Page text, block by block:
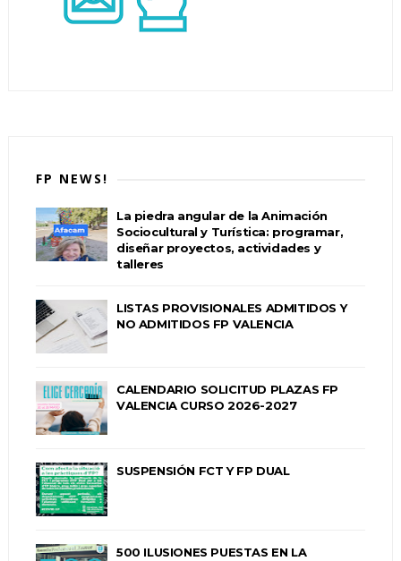
FP NEWS!
La piedra angular de la Animación
Sociocultural y Turística: programar,
diseñar proyectos, actividades y
talleres
LISTAS PROVISIONALES ADMITIDOS Y
NO ADMITIDOS FP VALENCIA
CALENDARIO SOLICITUD PLAZAS FP
VALENCIA CURSO 2026-2027
SUSPENSIÓN FCT Y FP DUAL
500 ILUSIONES PUESTAS EN LA